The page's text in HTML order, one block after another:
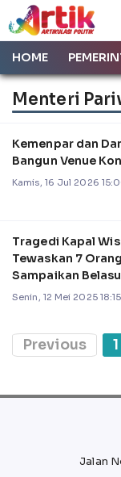
HOME
Menteri
Kemenpar dan
Bangun Venue
Kamis, 16 Jul 2026
Tragedi Kapal
Tewaskan 7
Sampaikan
Senin, 12 Mei 2025
Previous 1
Jalan